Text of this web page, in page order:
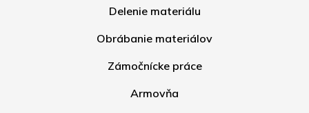
Delenie materiálu
Obrábanie materiálov
Zámočnícke práce
Armovňa